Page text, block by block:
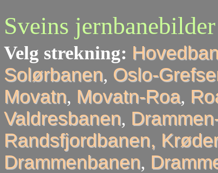
Sveins jernbanebilder
Velg strekning:
Solørbanen, Oslo-
Movatn, Movatn-Roa,
Valdresbanen,
Randsfjordbanen,
Drammenbanen,